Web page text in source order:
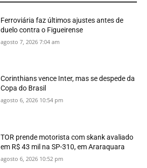
Ferroviária faz últimos ajustes antes de
duelo contra o Figueirense
agosto 7, 2026 7:04 am
Corinthians vence Inter, mas se despede da
Copa do Brasil
agosto 6, 2026 10:54 pm
TOR prende motorista com skank avaliado
em R$ 43 mil na SP-310, em Araraquara
agosto 6, 2026 10:52 pm